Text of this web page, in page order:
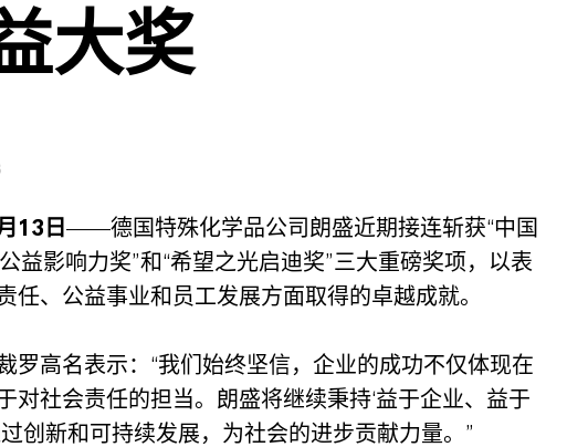
大奖
13日 ——德国特殊化学品公司朗盛近期接连斩获“中国
益影响力奖”和“希望之光启迪奖”三大重磅奖项，以表
任、公益事业和员工发展方面取得的卓越成就。
罗高名表示：“我们始终坚信，企业的成功不仅体现在
对社会责任的担当。朗盛将继续秉持‘益于企业、益于
创新和可持续发展，为社会的进步贡献力量。”